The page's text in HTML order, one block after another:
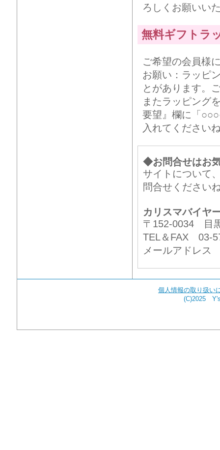
ろしくお願いい
無料ギフトラ
ご希望の会員様
お願い：ラッピ
とがあります。
またラッピング
要望』欄に「
入れてください
◆お問合せはお
サイトについて
問合せください
カリスマバイヤ
〒152-0034 目
TEL＆FAX 03-
メールアドレ
個人情報の取り扱い
(C)2025